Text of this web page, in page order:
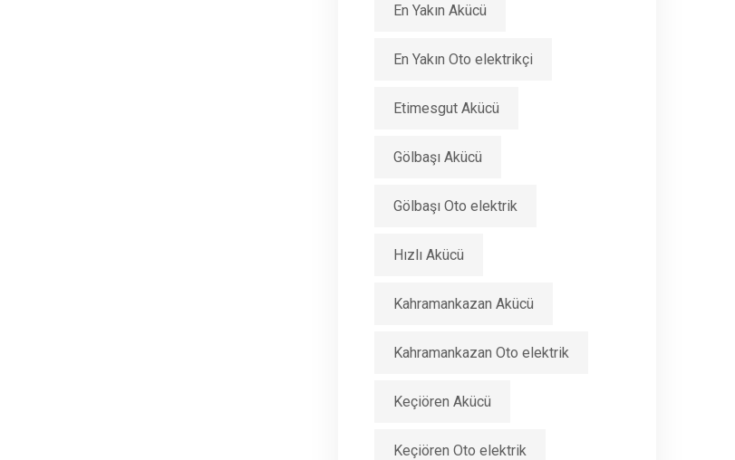
En Yakın Akücü
En Yakın Oto elektrikçi
Etimesgut Akücü
Gölbaşı Akücü
Gölbaşı Oto elektrik
Hızlı Akücü
Kahramankazan Akücü
Kahramankazan Oto elektrik
Keçiören Akücü
Keçiören Oto elektrik